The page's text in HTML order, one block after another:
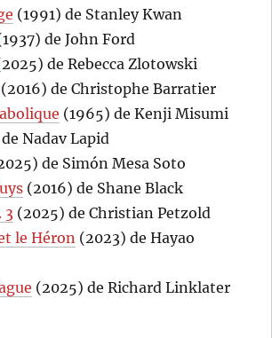
(1991) de Stanley Kwan
de John Ford
de Rebecca Zlotowski
(2016) de Christophe Barratier
(1965) de Kenji Misumi
Nadav Lapid
de Simón Mesa Soto
(2016) de Shane Black
3 (2025) de Christian Petzold
le Héron (2023) de Hayao
(2025) de Richard Linklater